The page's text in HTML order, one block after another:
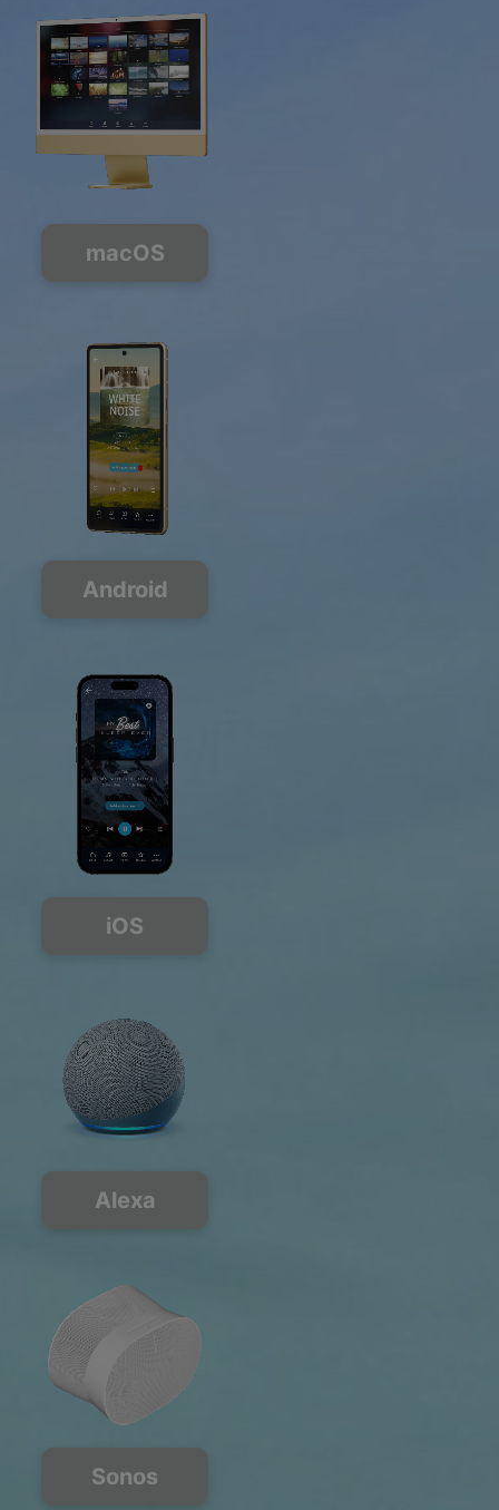
macOS
Android
iOS
Alexa
Sonos